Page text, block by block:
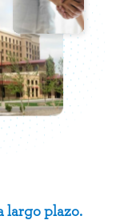
largo plazo.